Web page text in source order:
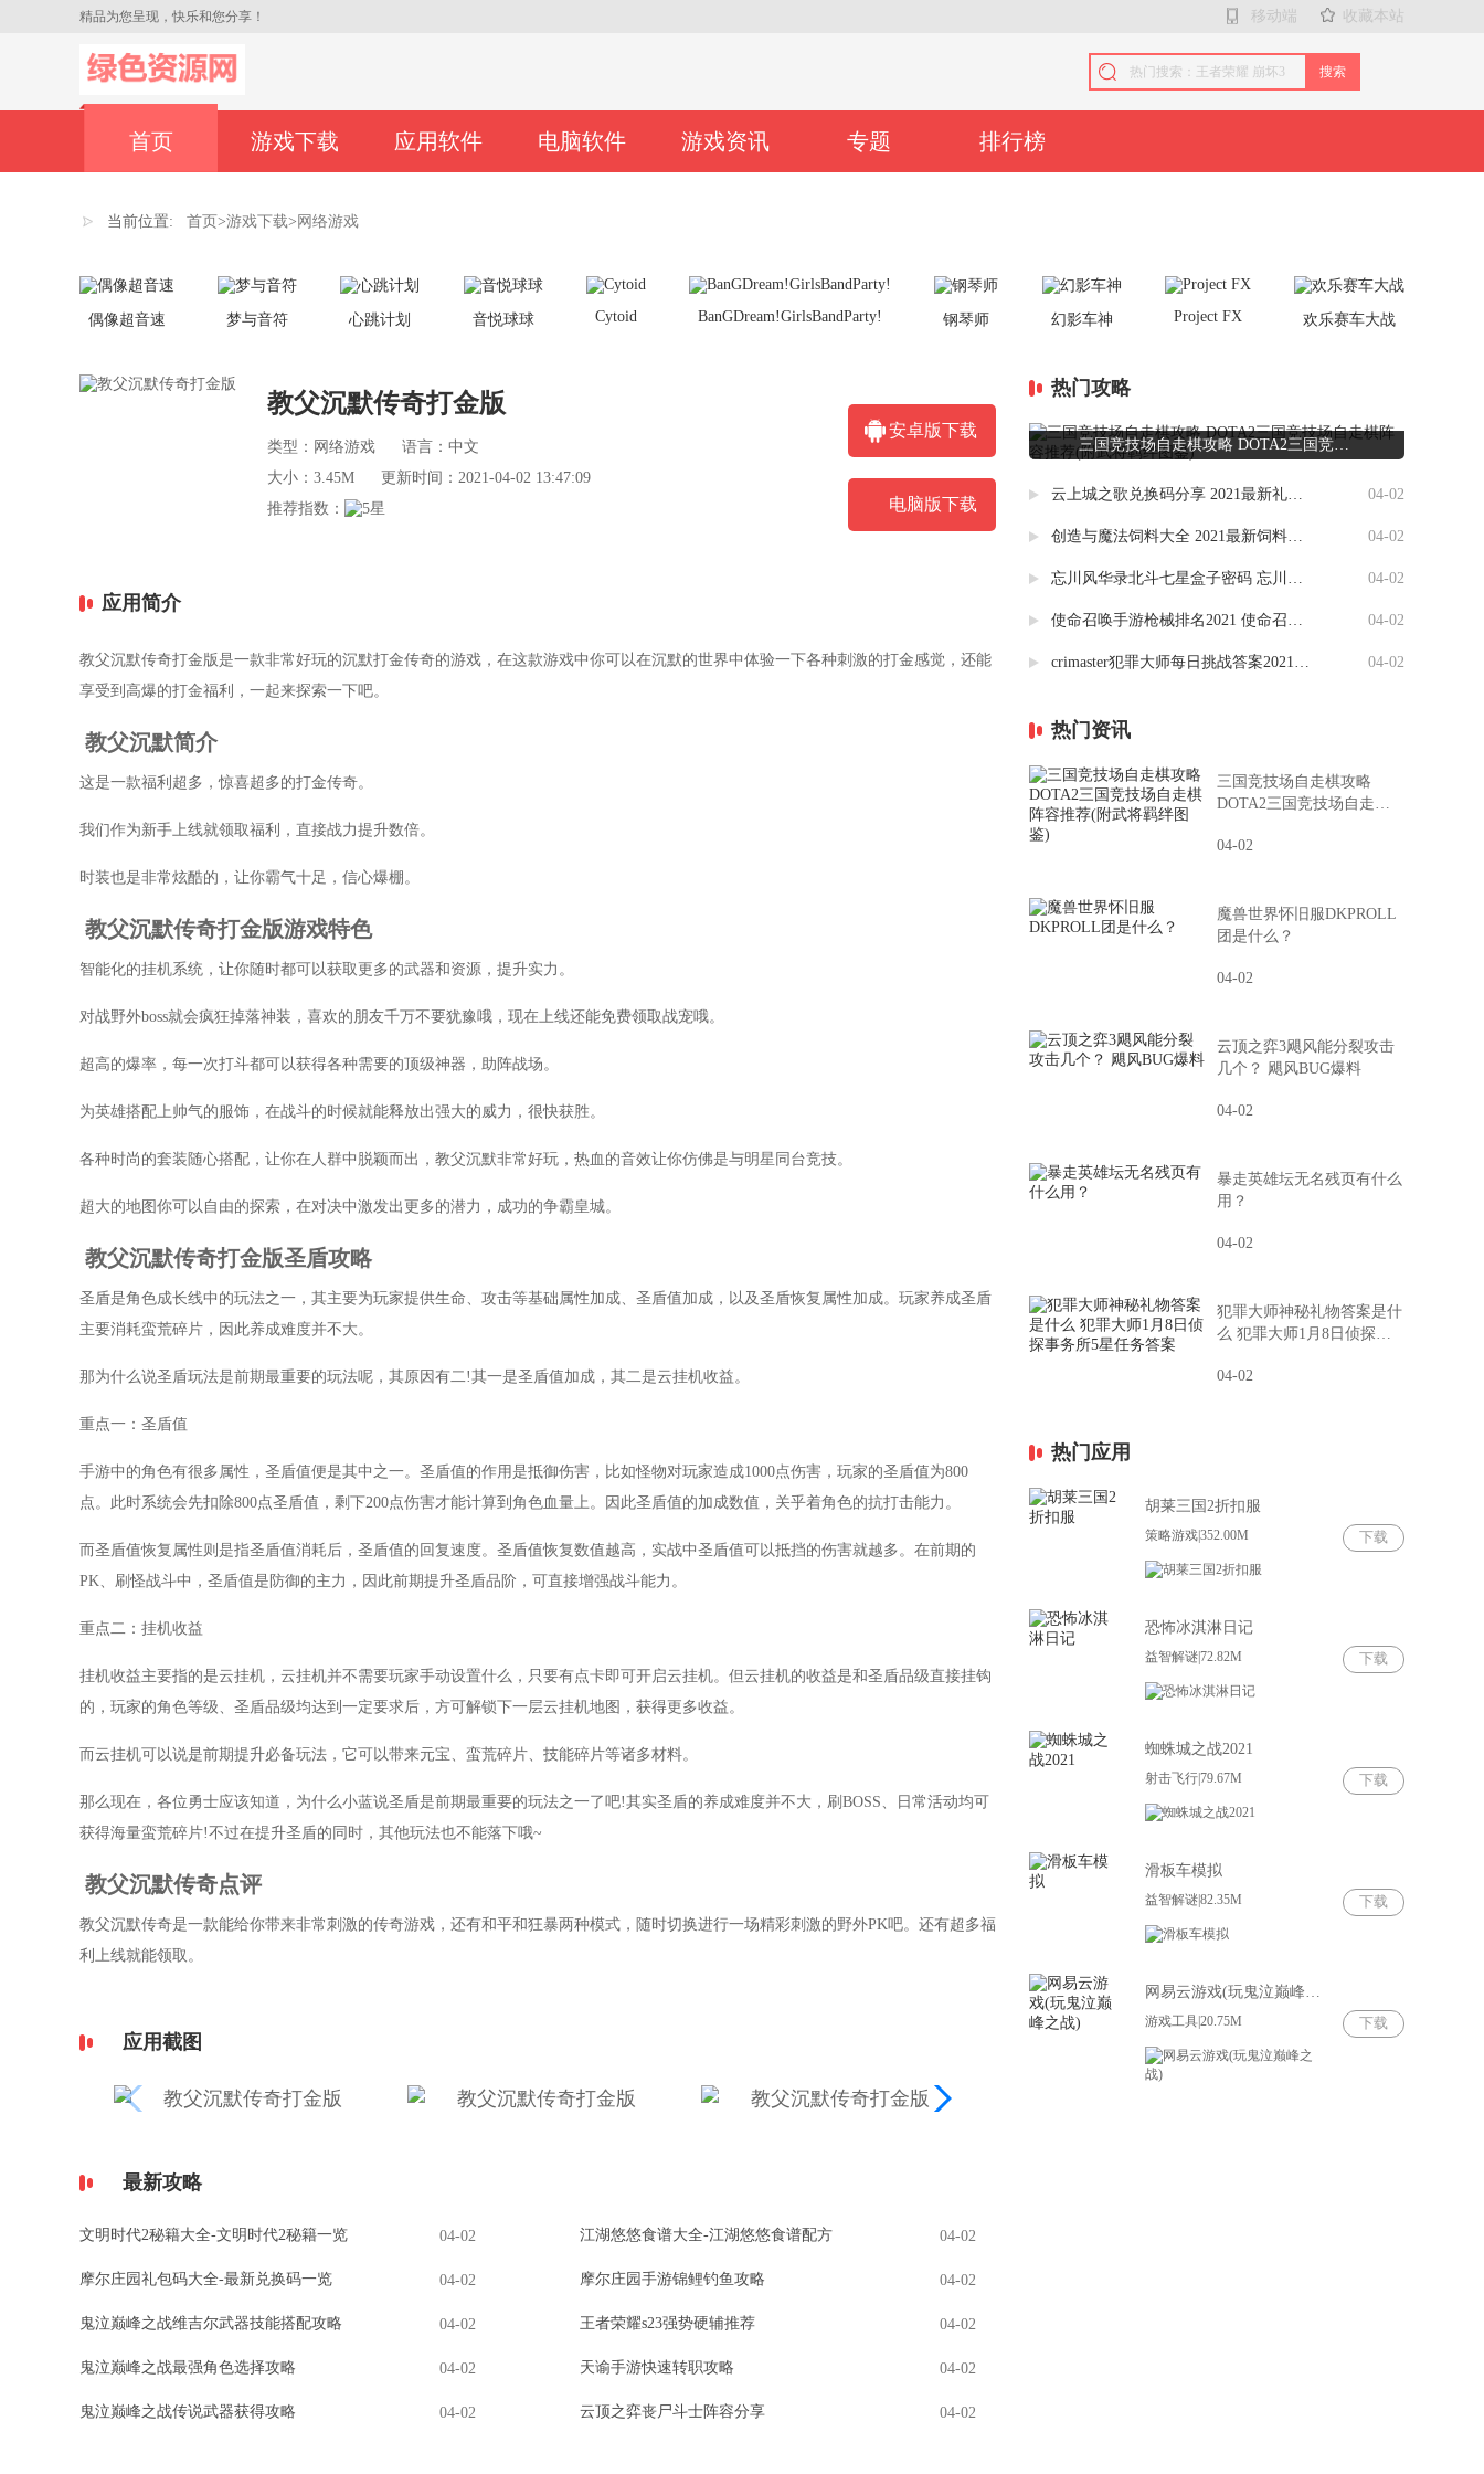
精品为您呈现，快乐和您分享！ 移动端 收藏本站
搜索
首页 游戏下载 应用软件 电脑软件 游戏资讯 专题 排行榜
当前位置: 首页 >游戏下载> 网络游戏
偶像超音速 梦与音符 心跳计划 音悦球球 Cytoid BanGDream!GirlsBandParty! 钢琴师 幻影车神 Project FX 欢乐赛车大战
教父沉默传奇打金版
类型：网络游戏
语言：中文
大小：3.45M
更新时间：2021-04-02 13:47:09
推荐指数：
安卓版下载
电脑版下载
应用简介
教父沉默传奇打金版是一款非常好玩的沉默打金传奇的游戏，在这款游戏中你可以在沉默的世界中体验一下各种刺激的打金感觉，还能
享受到高爆的打金福利，一起来探索一下吧。
教父沉默简介
这是一款福利超多，惊喜超多的打金传奇。
我们作为新手上线就领取福利，直接战力提升数倍。
时装也是非常炫酷的，让你霸气十足，信心爆棚。
教父沉默传奇打金版游戏特色
智能化的挂机系统，让你随时都可以获取更多的武器和资源，提升实力。
对战野外boss就会疯狂掉落神装，喜欢的朋友千万不要犹豫哦，现在上线还能免费领取战宠哦。
超高的爆率，每一次打斗都可以获得各种需要的顶级神器，助阵战场。
为英雄搭配上帅气的服饰，在战斗的时候就能释放出强大的威力，很快获胜。
各种时尚的套装随心搭配，让你在人群中脱颖而出，教父沉默非常好玩，热血的音效让你仿佛是与明星同台竞技。
超大的地图你可以自由的探索，在对决中激发出更多的潜力，成功的争霸皇城。
教父沉默传奇打金版圣盾攻略
圣盾是角色成长线中的玩法之一，其主要为玩家提供生命、攻击等基础属性加成、圣盾值加成，以及圣盾恢复属性加成。玩家养成圣盾
主要消耗蛮荒碎片，因此养成难度并不大。
那为什么说圣盾玩法是前期最重要的玩法呢，其原因有二!其一是圣盾值加成，其二是云挂机收益。
重点一：圣盾值
手游中的角色有很多属性，圣盾值便是其中之一。圣盾值的作用是抵御伤害，比如怪物对玩家造成1000点伤害，玩家的圣盾值为800
点。此时系统会先扣除800点圣盾值，剩下200点伤害才能计算到角色血量上。因此圣盾值的加成数值，关乎着角色的抗打击能力。
而圣盾值恢复属性则是指圣盾值消耗后，圣盾值的回复速度。圣盾值恢复数值越高，实战中圣盾值可以抵挡的伤害就越多。在前期的
PK、刷怪战斗中，圣盾值是防御的主力，因此前期提升圣盾品阶，可直接增强战斗能力。
重点二：挂机收益
挂机收益主要指的是云挂机，云挂机并不需要玩家手动设置什么，只要有点卡即可开启云挂机。但云挂机的收益是和圣盾品级直接挂钩
的，玩家的角色等级、圣盾品级均达到一定要求后，方可解锁下一层云挂机地图，获得更多收益。
而云挂机可以说是前期提升必备玩法，它可以带来元宝、蛮荒碎片、技能碎片等诸多材料。
那么现在，各位勇士应该知道，为什么小蓝说圣盾是前期最重要的玩法之一了吧!其实圣盾的养成难度并不大，刷BOSS、日常活动均可
获得海量蛮荒碎片!不过在提升圣盾的同时，其他玩法也不能落下哦~
教父沉默传奇点评
教父沉默传奇是一款能给你带来非常刺激的传奇游戏，还有和平和狂暴两种模式，随时切换进行一场精彩刺激的野外PK吧。还有超多福
利上线就能领取。
应用截图
最新攻略
文明时代2秘籍大全-文明时代2秘籍一览 04-02 江湖悠悠食谱大全-江湖悠悠食谱配方 04-02
摩尔庄园礼包码大全-最新兑换码一览 04-02 摩尔庄园手游锦鲤钓鱼攻略 04-02
鬼泣巅峰之战维吉尔武器技能搭配攻略 04-02 王者荣耀s23强势硬辅推荐 04-02
鬼泣巅峰之战最强角色选择攻略 04-02 天谕手游快速转职攻略 04-02
鬼泣巅峰之战传说武器获得攻略 04-02 云顶之弈丧尸斗士阵容分享 04-02
热门攻略
三国竞技场自走棋攻略 DOTA2三国竞技场自走棋阵容推荐(附武将羁绊图鉴)
云上城之歌兑换码分享 2021最新礼包码大全 04-02
创造与魔法饲料大全 2021最新饲料合成一览表分享 04-02
忘川风华录北斗七星盒子密码 忘川风华录北斗盒子攻略（图） 04-02
使命召唤手游枪械排名2021 使命召唤枪械配件搭配推荐 04-02
crimaster犯罪大师每日挑战答案2021(更新至4.2) 竞技赛场每日挑战答案汇总 04-02
热门资讯
三国竞技场自走棋攻略
DOTA2三国竞技场自走棋
04-02
魔兽世界怀旧服DKPROLL
团是什么？
04-02
云顶之弈3飓风能分裂攻击
几个？ 飓风BUG爆料
04-02
暴走英雄坛无名残页有什么
用？
04-02
犯罪大师神秘礼物答案是什
么 犯罪大师1月8日侦探事
04-02
热门应用
胡莱三国2折扣服
策略游戏|352.00M 下载
恐怖冰淇淋日记
益智解谜|72.82M 下载
蜘蛛城之战2021
射击飞行|79.67M 下载
滑板车模拟
益智解谜|82.35M 下载
游戏工具|20.75M 下载